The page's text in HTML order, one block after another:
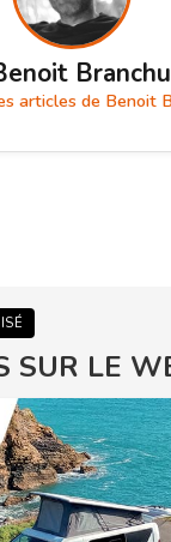
Branchu
articles de Benoit
SUR LE